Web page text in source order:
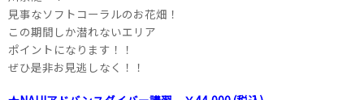
見事なソフトコーラルのお花畑！
この期間しか潜れないエリア
ポイントになります！！
ぜひ是非お見逃しなく！！